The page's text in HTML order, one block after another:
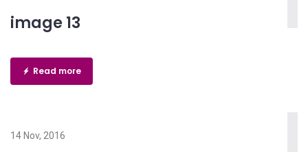
image 13
Read more
14 Nov, 2016